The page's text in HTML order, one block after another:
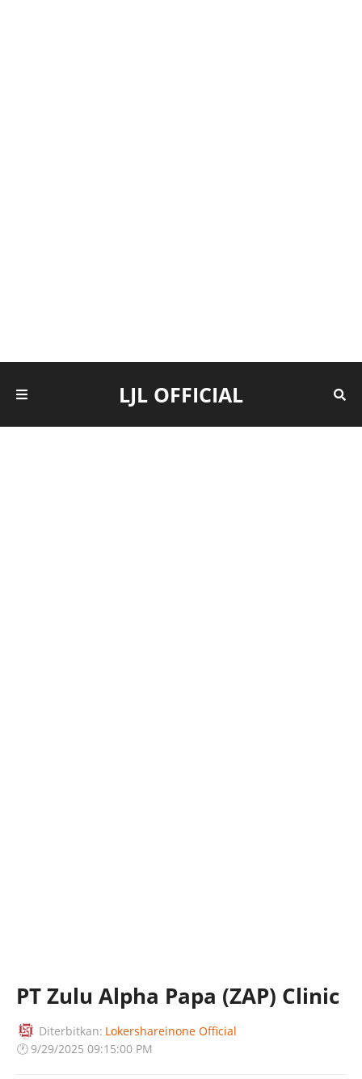
LJL OFFICIAL
PT Zulu Alpha Papa (ZAP) Clinic
Diterbitkan: Lokershareinone Official
🕐 9/29/2025 09:15:00 PM